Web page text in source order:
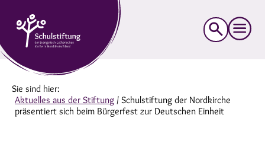
Suche
nach:
Sie sind hier:
Aktuelles aus der Stiftung / Schulstiftung der Nordkirche
präsentiert sich beim Bürgerfest zur Deutschen Einheit